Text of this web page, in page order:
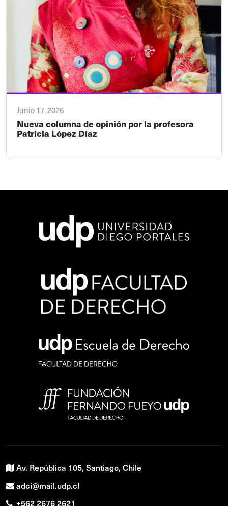
Junio 17, 2026
Nueva columna de opinión por la profesora
Patricia López Díaz
Av. República 105, Santiago, Chile
adci@mail.udp.cl
+562 2676 2621